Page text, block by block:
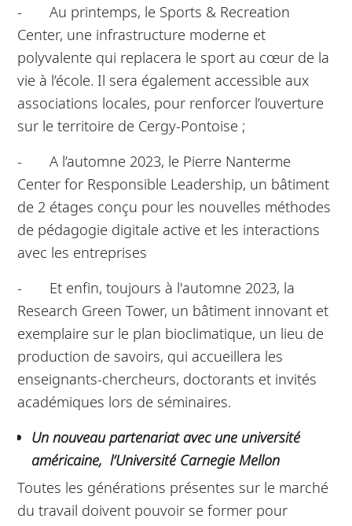
- Au printemps, le Sports & Recreation
Center, une infrastructure moderne et
polyvalente qui replacera le sport au cœur de la
vie à l’école. Il sera également accessible aux
associations locales, pour renforcer l’ouverture
sur le territoire de Cergy-Pontoise ;
- A l’automne 2023, le Pierre Nanterme
Center for Responsible Leadership, un bâtiment
de 2 étages conçu pour les nouvelles méthodes
de pédagogie digitale active et les interactions
avec les entreprises
- Et enfin, toujours à l'automne 2023, la
Research Green Tower, un bâtiment innovant et
exemplaire sur le plan bioclimatique, un lieu de
production de savoirs, qui accueillera les
enseignants-chercheurs, doctorants et invités
académiques lors de séminaires.
Un nouveau partenariat avec une université
américaine, l’Université Carnegie Mellon
Toutes les générations présentes sur le marché
du travail doivent pouvoir se former pour